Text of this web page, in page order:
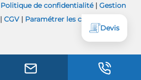
Politique de confidentialité| Gestion
| CGV| Paramétrer les cookies